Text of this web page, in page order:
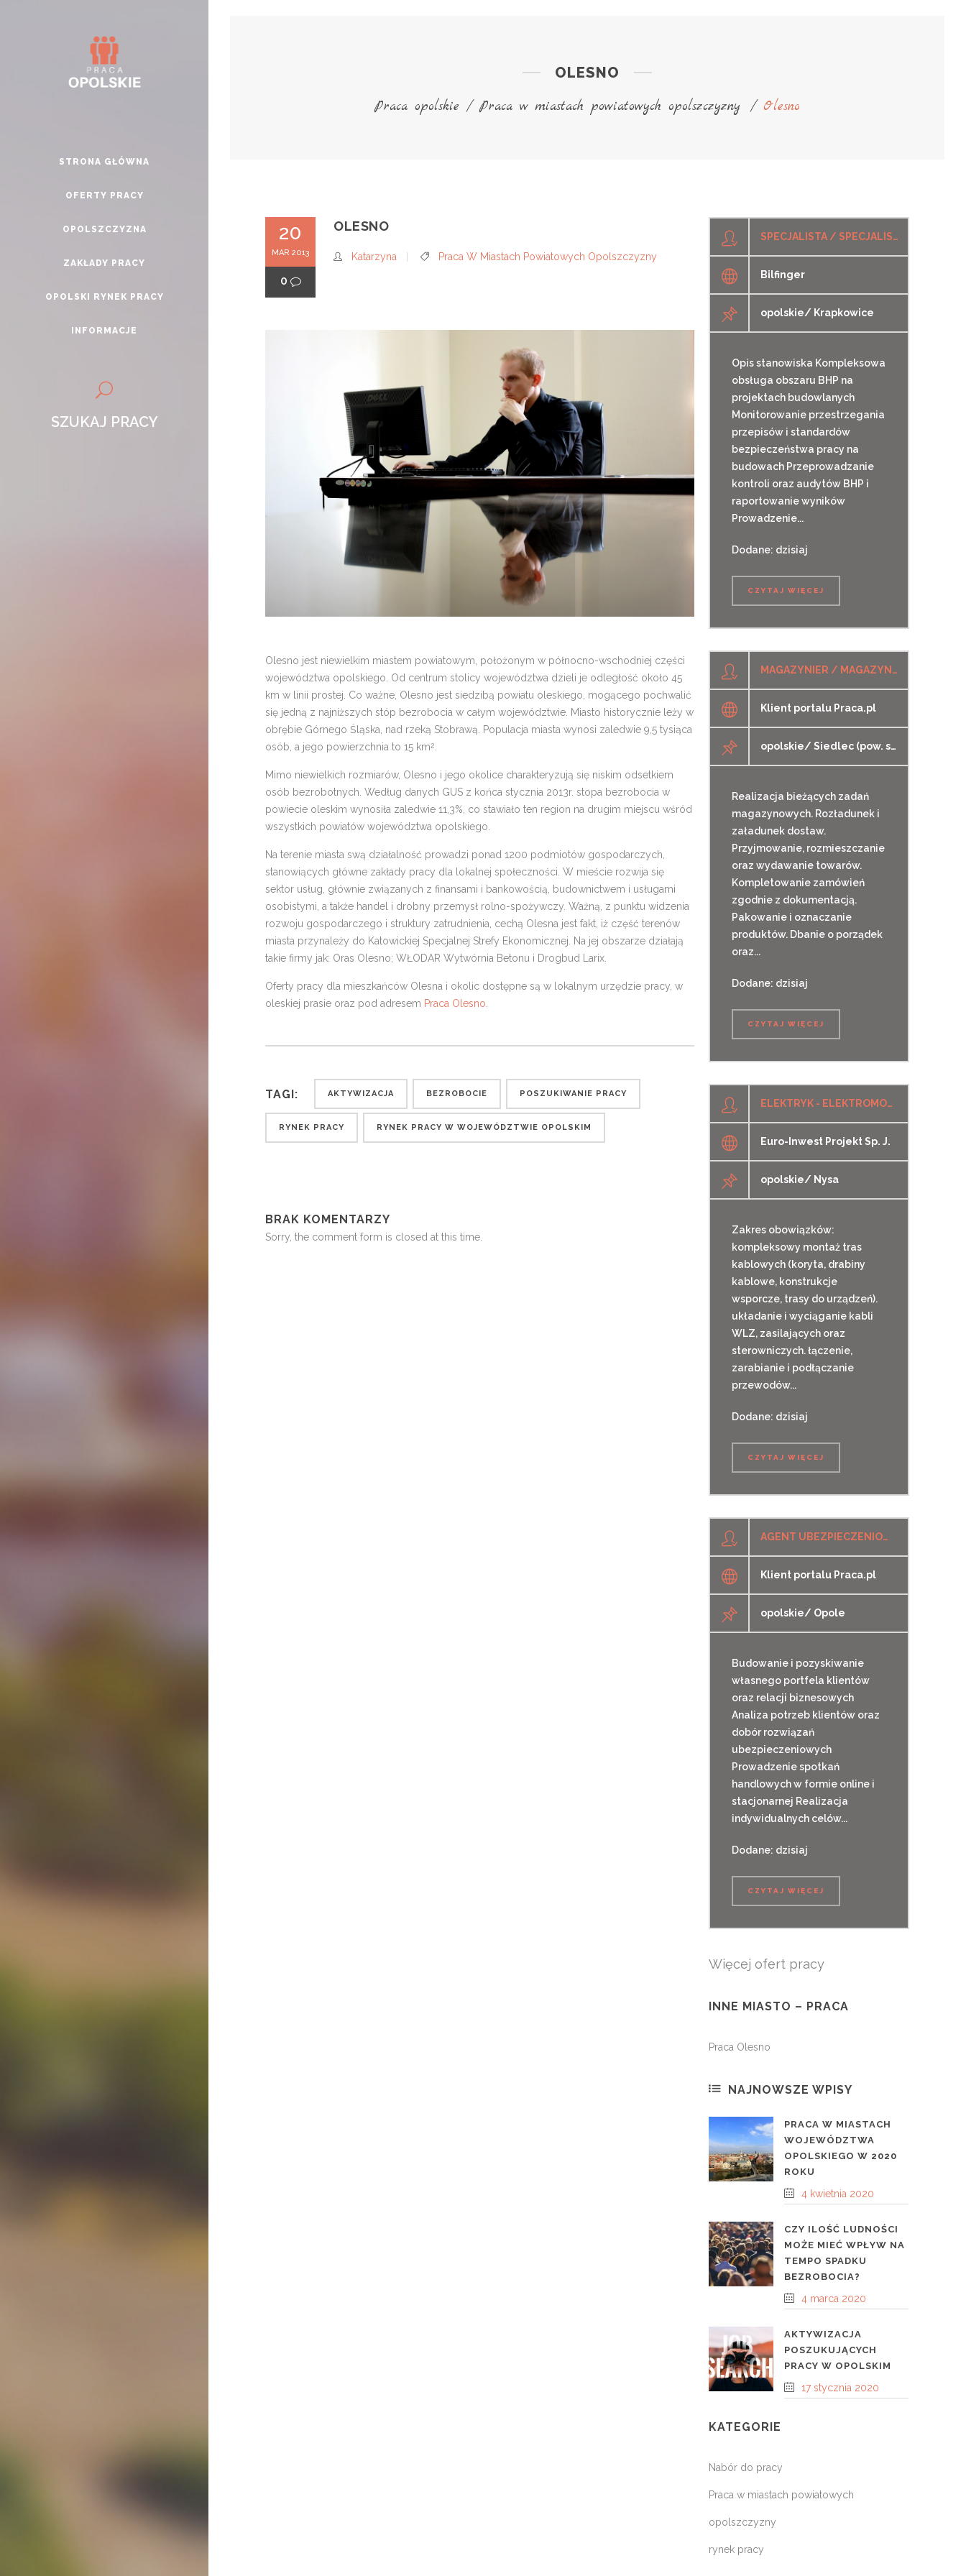
STRONA GŁÓWNA
OFERTY PRACY
OPOLSZCZYZNA
ZAKŁADY PRACY
OPOLSKI RYNEK PRACY
INFORMACJE
SZUKAJ PRACY
OLESNO
Praca opolskie /Praca w miastach powiatowych opolszczyzny / Olesno
20
MAR 2013
0
OLESNO
Katarzyna Praca W Miastach Powiatowych Opolszczyzny
Olesno jest niewielkim miastem powiatowym, położonym w północno-wschodniej części
województwa opolskiego. Od centrum stolicy województwa dzieli je odległość około 45
km w linii prostej. Co ważne, Olesno jest siedzibą powiatu oleskiego, mogącego pochwalić
się jedną z najniższych stóp bezrobocia w całym województwie. Miasto historycznie leży w
obrębie Górnego Śląska, nad rzeką Stobrawą. Populacja miasta wynosi zaledwie 9,5 tysiąca
osób, a jego powierzchnia to 15 km2
Mimo niewielkich rozmiarów, Olesno i jego okolice charakteryzują się niskim odsetkiem
osób bezrobotnych. Według danych GUS z końca stycznia 2013r. stopa bezrobocia w
powiecie oleskim wynosiła zaledwie 11,3%, co stawiało ten region na drugim miejscu wśród
wszystkich powiatów województwa opolskiego.
Na terenie miasta swą działalność prowadzi ponad 1200 podmiotów gospodarczych,
stanowiących główne zakłady pracy dla lokalnej społeczności. W mieście rozwija się
sektor usług, głównie związanych z finansami i bankowością, budownictwem i usługami
osobistymi, a także handel i drobny przemysł rolno-spożywczy. Ważną, z punktu widzenia
rozwoju gospodarczego i struktury zatrudnienia, cechą Olesna jest fakt, iż część terenów
miasta przynależy do Katowickiej Specjalnej Strefy Ekonomicznej. Na jej obszarze działają
takie firmy jak: Oras Olesno; WŁODAR Wytwórnia Betonu i Drogbud Larix.
Oferty pracy dla mieszkańców Olesna i okolic dostępne są w lokalnym urzędzie pracy, w
oleskiej prasie oraz pod adresem Praca Olesno
TAGI: AKTYWIZACJA BEZROBOCIE POSZUKIWANIE PRACY
RYNEK PRACY RYNEK PRACY W WOJEWÓDZTWIE OPOLSKIM
BRAK KOMENTARZY
Sorry, the comment form is closed at this time.
SPECJALISTA / SPECJALISTKA DS. BEZPIECZEŃSTWA I HIGIENY PRACY (BHP)
Bilfinger
opolskie/ Krapkowice
Opis stanowiska Kompleksowa
obsługa obszaru BHP na
projektach budowlanych
Monitorowanie przestrzegania
przepisów i standardów
bezpieczeństwa pracy na
budowach Przeprowadzanie
kontroli oraz audytów BHP i
raportowanie wyników
Prowadzenie...
Dodane: dzisiaj
CZYTAJ WIĘCEJ
MAGAZYNIER / MAGAZYNIERKA
Klient portalu Praca.pl
opolskie/ Siedlec (pow. strzelecki, gm. Izbicko)
Realizacja bieżących zadań
magazynowych. Rozładunek i
załadunek dostaw.
Przyjmowanie, rozmieszczanie
oraz wydawanie towarów.
Kompletowanie zamówień
zgodnie z dokumentacją.
Pakowanie i oznaczanie
produktów. Dbanie o porządek
oraz...
Dodane: dzisiaj
CZYTAJ WIĘCEJ
ELEKTRYK - ELEKTROMONTER (K/M/O)
Euro-Inwest Projekt Sp. J.
opolskie/ Nysa
Zakres obowiązków:
kompleksowy montaż tras
kablowych (koryta, drabiny
kablowe, konstrukcje
wsporcze, trasy do urządzeń).
układanie i wyciąganie kabli
WLZ, zasilających oraz
sterowniczych. łączenie,
zarabianie i podłączanie
przewodów...
Dodane: dzisiaj
CZYTAJ WIĘCEJ
AGENT UBEZPIECZENIOWY / AGENTKA UBEZPIECZENIOWA
Klient portalu Praca.pl
opolskie/ Opole
Budowanie i pozyskiwanie
własnego portfela klientów
oraz relacji biznesowych
Analiza potrzeb klientów oraz
dobór rozwiązań
ubezpieczeniowych
Prowadzenie spotkań
handlowych w formie online i
stacjonarnej Realizacja
indywidualnych celów...
Dodane: dzisiaj
CZYTAJ WIĘCEJ
Więcej ofert pracy
INNE MIASTO – PRACA
Praca Olesno
NAJNOWSZE WPISY
PRACA W MIASTACH
WOJEWÓDZTWA
OPOLSKIEGO W 2020
ROKU
4 kwietnia 2020
CZY ILOŚĆ LUDNOŚCI
MOŻE MIEĆ WPŁYW NA
TEMPO SPADKU
BEZROBOCIA?
4 marca 2020
AKTYWIZACJA
POSZUKUJĄCYCH
PRACY W OPOLSKIM
17 stycznia 2020
KATEGORIE
Nabór do pracy
Praca w miastach powiatowych
opolszczyzny
rynek pracy